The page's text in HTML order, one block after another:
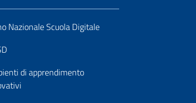
Nazionale Scuola Digitale
di apprendimento